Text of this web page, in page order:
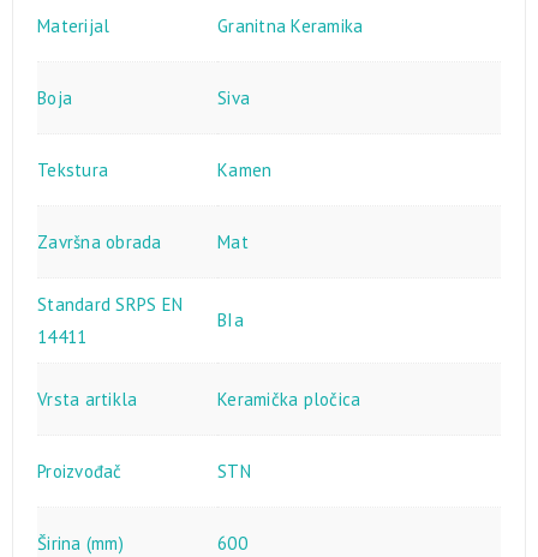
Materijal Granitna Keramika
Boja Siva
Tekstura Kamen
Završna obrada Mat
Standard SRPS EN
14411
BIa
Vrsta artikla Keramička pločica
Proizvođač STN
Širina (mm) 600